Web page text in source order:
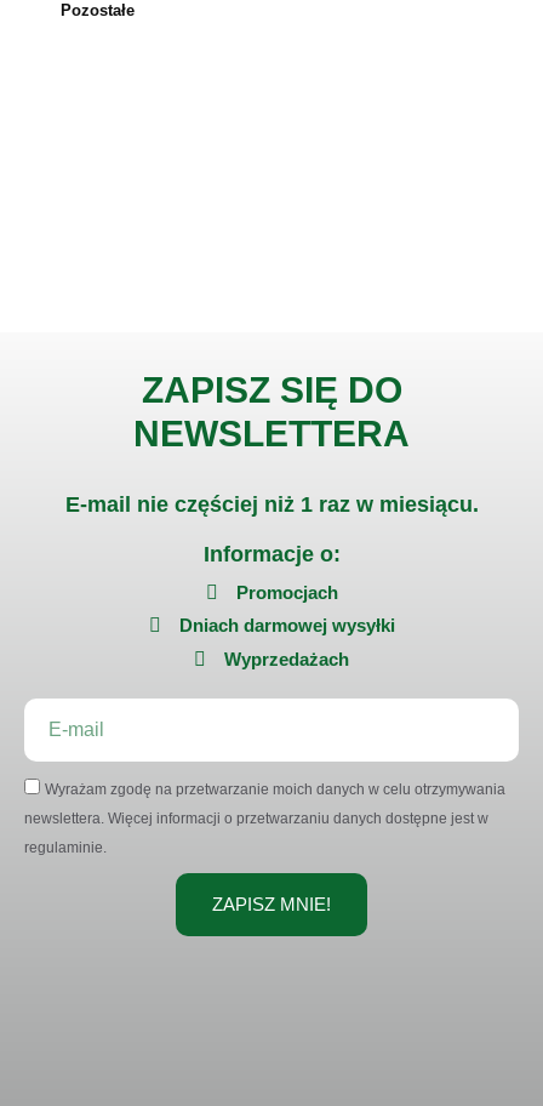
Pozostałe
ZAPISZ SIĘ DO
NEWSLETTERA
E-mail nie częściej niż 1 raz w miesiącu.
Informacje o:
Promocjach
Dniach darmowej wysyłki
Wyprzedażach
Wyrażam zgodę na przetwarzanie moich danych w celu otrzymywania
newslettera. Więcej informacji o przetwarzaniu danych dostępne jest w
regulaminie.
ZAPISZ MNIE!